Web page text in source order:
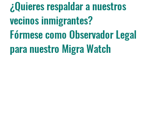
¿Quieres respaldar a nuestros
vecinos inmigrantes?
Fórmese como Observador Legal
para nuestro Migra Watch